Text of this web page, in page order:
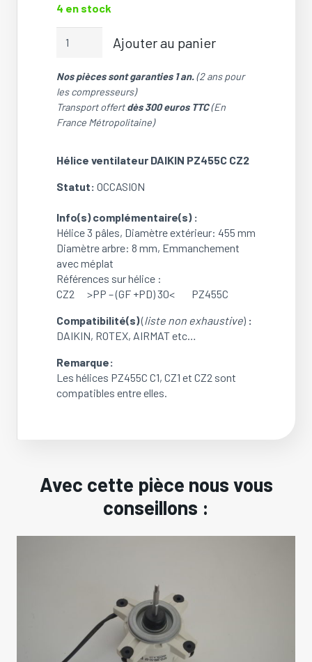
4 en stock
ventilateur
DAIKIN
PZ455C
CZ2
455
(OCCASION)
Ajouter au panier
Nos pièces sont garanties 1 an.(2 ans pour
les compresseurs)
Transport offertdès 300 euros TTC(En
France Métropolitaine)
Hélice ventilateur DAIKIN PZ455C CZ2
Statut: OCCASION
Info(s) complémentaire(s) :
Hélice 3 pâles, Diamètre extérieur: 455 mm
Diamètre arbre: 8 mm, Emmanchement
avec méplat
Références sur hélice :
CZ2 >PP – (GF +PD) 30< PZ455C
Compatibilité(s)(liste non exhaustive) :
DAIKIN, ROTEX, AIRMAT etc…
Remarque:
Les hélices PZ455C C1, CZ1 et CZ2 sont
compatibles entre elles.
Avec cette pièce nous vous
conseillons :